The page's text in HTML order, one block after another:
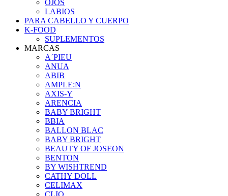
OJOS
LABIOS
PARA CABELLO Y CUERPO
K-FOOD
SUPLEMENTOS
MARCAS
A´PIEU
ANUA
ABIB
AMPLE:N
AXIS-Y
ARENCIA
BABY BRIGHT
BBIA
BALLON BLAC
BABY BRIGHT
BEAUTY OF JOSEON
BENTON
BY WISHTREND
CATHY DOLL
CELIMAX
CLIO